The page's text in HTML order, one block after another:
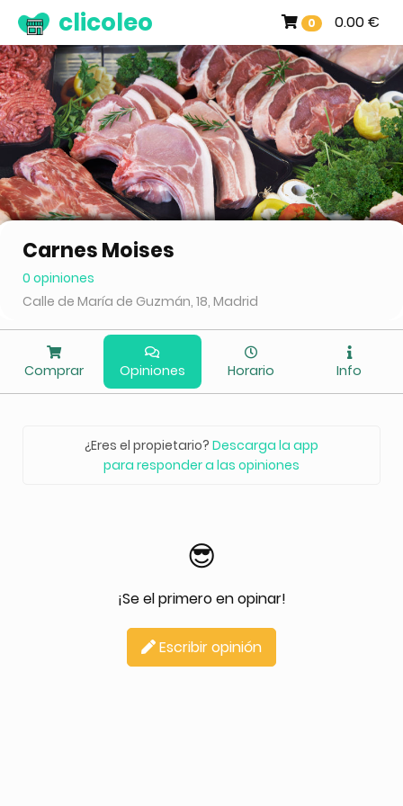
0 0.00 €
clicoleo
Carnes Moises
0 opiniones
Calle de María de Guzmán, 18, Madrid
Comprar Opiniones Horario Info
¿Eres el propietario? Descarga la app
para responder a las opiniones
😎
¡Se el primero en opinar!
Escribir opinión